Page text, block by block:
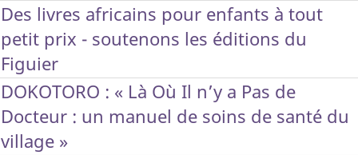
Des livres africains pour enfants à tout
petit prix - soutenons les éditions du
Figuier
DOKOTORO : « Là Où Il n’y a Pas de
Docteur : un manuel de soins de santé du
village »